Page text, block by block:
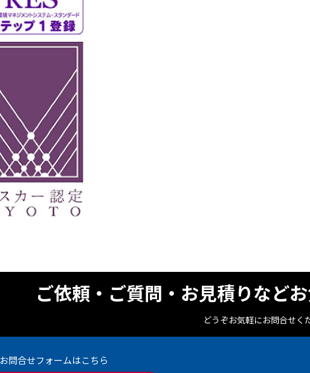
ご依頼・ご質問・お見積りなど
どうぞお気軽にお問合せく
お問合せフォームはこちら